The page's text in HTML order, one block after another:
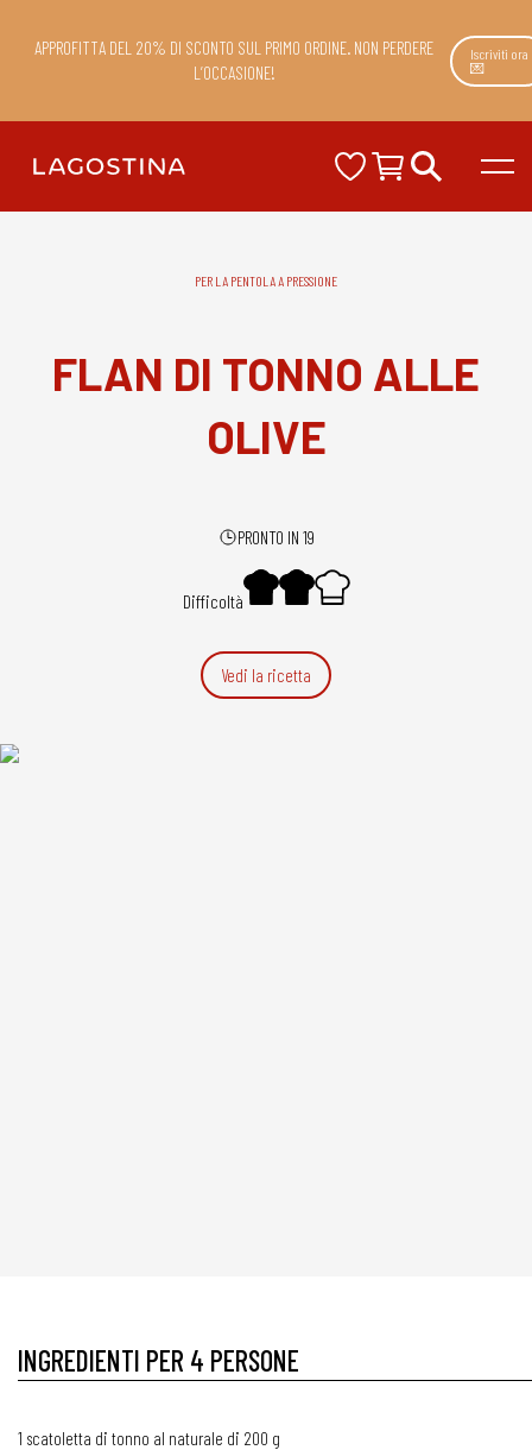
APPROFITTA DEL 20% DI SCONTO SUL PRIMO ORDINE. NON PERDERE
L’OCCASIONE!
Iscriviti ora
💌
PER LA PENTOLA A PRESSIONE
FLAN DI TONNO ALLE
OLIVE
PRONTO IN 19
Difficoltà
Vedi la ricetta
INGREDIENTI PER 4 PERSONE
1 scatoletta di tonno al naturale di 200 g